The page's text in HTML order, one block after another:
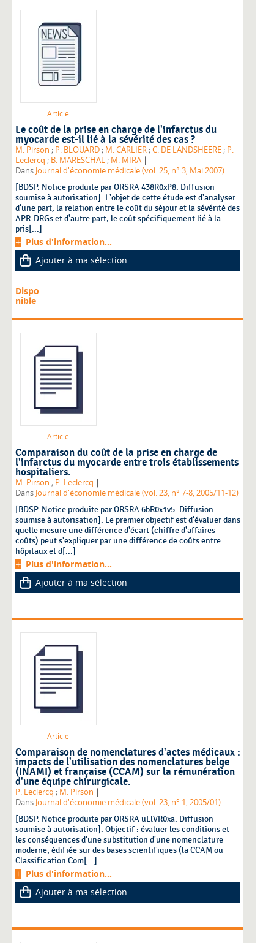
Article
Le coût de la prise en charge de l'infarctus du
myocarde est-il lié à la sévérité des cas ?
M. Pirson ; P. BLOUARD ; M. CARLIER ;C. DE LANDSHEERE ; P.
Leclercq ; B. MARESCHAL ; M. MIRA |
Dans Journal d'économie médicale (vol. 25, n° 3, Mai 2007)
[BDSP. Notice produite par ORSRA 438R0xP8. Diffusion
soumise à autorisation]. L'objet de cette étude est d'analyser
d'une part, la relation entre le coût du séjour et la sévérité des
APR-DRGs et d'autre part, le coût spécifiquement lié à la
pris[...]
Plus d'information...
Ajouter à ma sélection
Dispo
nible
Article
Comparaison du coût de la prise en charge de
l'infarctus du myocarde entre trois établissements
hospitaliers.
M. Pirson ; P. Leclercq |
Dans Journal d'économie médicale (vol. 23, n° 7-8, 2005/11-12)
[BDSP. Notice produite par ORSRA 6bR0x1v5. Diffusion
soumise à autorisation]. Le premier objectif est d'évaluer dans
quelle mesure une différence d'écart (chiffre d'affaires-
coûts) peut s'expliquer par une différence de coûts entre
hôpitaux et d[...]
Plus d'information...
Ajouter à ma sélection
Article
Comparaison de nomenclatures d'actes médicaux :
impacts de l'utilisation des nomenclatures belge
(INAMI) et française (CCAM) sur la rémunération
d'une équipe chirurgicale.
P. Leclercq ; M. Pirson |
Dans Journal d'économie médicale (vol. 23, n° 1, 2005/01)
[BDSP. Notice produite par ORSRA uLlVR0xa. Diffusion
soumise à autorisation]. Objectif : évaluer les conditions et
les conséquences d'une substitution d'une nomenclature
moderne, édifiée sur des bases scientifiques (la CCAM ou
Classification Com[...]
Plus d'information...
Ajouter à ma sélection